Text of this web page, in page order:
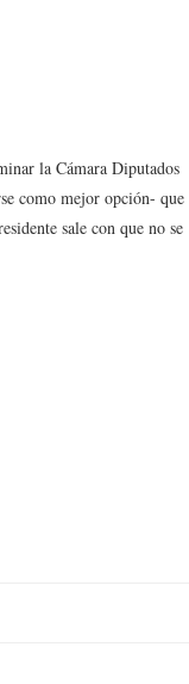
la Cámara Diputados
como mejor opción- que
sale con que no se